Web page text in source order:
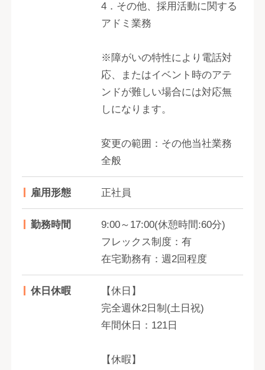
4．その他、採用活動に関する
アドミ業務
※障がいの特性により電話対
応、またはイベント時のアテ
ンドが難しい場合には対応無
しになります。
変更の範囲：その他当社業務
全般
雇用形態 正社員
勤務時間
9:00～17:00(休憩時間:60分)
フレックス制度：有
在宅勤務有：週2回程度
休日休暇
【休日】
完全週休2日制(土日祝)
年間休日：121日
【休暇】